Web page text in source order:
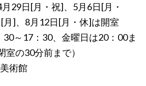
29日[月・祝]、5月6日[月・
月]、8月12日[月・休]は開室
30～17：30、金曜日は20：00ま
室の30分前まで）
術館